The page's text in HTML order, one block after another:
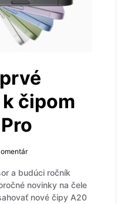
čipom
a budúci ročník
novinky na čele
nové čipy A20